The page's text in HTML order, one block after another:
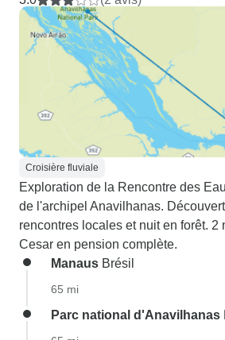
Croisière fluviale
Exploration de la Rencontre des
de l'archipel Anavilhanas.
rencontres locales et nuit en forêt. 2
Cesar en pension complète.
Manaus Brésil
65 mi
Parc national d'Anavilhanas